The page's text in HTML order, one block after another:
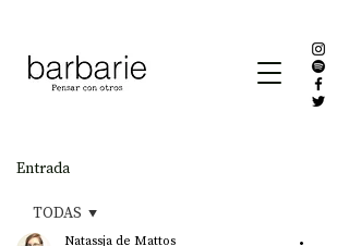
Entrada
TODAS
Natassja de Mattos